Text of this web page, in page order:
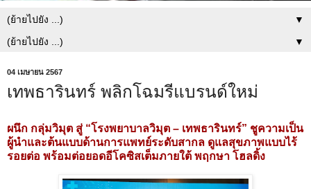
▼
▼
04 เมษายน 2567
เทพธารินทร์ พลิกโฉมรีแบรนด์ใหม่
ผนึก กลุ่มวิมุต สู่ “โรงพยาบาลวิมุต – เทพธารินทร์” ชูความเป็น
ผู้นำและต้นแบบด้านการแพทย์ระดับสากล ดูแลสุขภาพแบบไร้
รอยต่อ พร้อมต่อยอดอีโคซิสเต็มภายใต้ พฤกษา โฮลดิ้ง